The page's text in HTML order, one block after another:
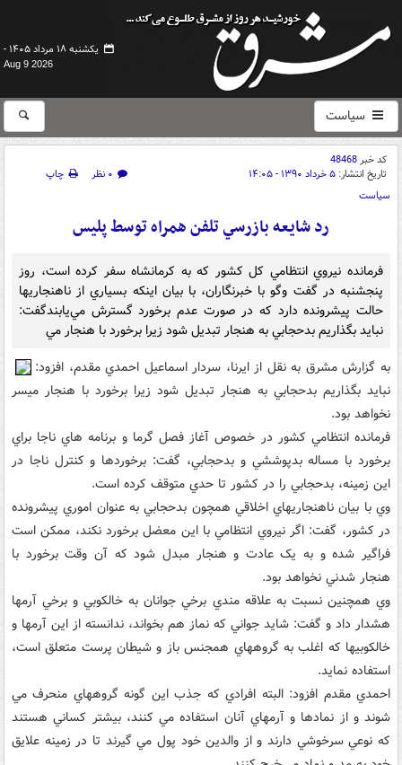
یکشنبه ۱۸ مرداد ۱۴۰۵ -
Aug 9 2026
سیاست
کد خبر48468
تاریخ انتشار: ۵ خرداد ۱۳۹۰ - ۱۴:۰۵ ۰ نظر
چاپ
سیاست
رد شايعه بازرسي تلفن همراه توسط پليس
فرمانده نيروي انتظامي کل کشور که به کرمانشاه سفر کرده است، روز
پنجشنبه در گفت وگو با خبرنگاران، با بيان اينکه بسياري از ناهنجاريها
حالت پيشرونده دارد که در صورت عدم برخورد گسترش مي‌يابندگفت:
نبايد بگذاريم بدحجابي به هنجار تبديل شود زيرا برخورد با هنجار مي
به گزارش مشرق به نقل از ايرنا، سردار اسماعيل احمدي مقدم، افزود:
نبايد بگذاريم بدحجابي به هنجار تبديل شود زيرا برخورد با هنجار ميسر
نخواهد بود.
فرمانده انتظامي کشور در خصوص آغاز فصل گرما و برنامه هاي ناجا براي
برخورد با مساله بدپوششي و بدحجابي، گفت: برخوردها و کنترل ناجا در
اين زمينه، بدحجابي را در کشور تا حدي متوقف کرده است.
وي با بيان ناهنجاريهاي اخلاقي همچون بدحجابي به عنوان اموري پيشرونده
در کشور، گفت: اگر نيروي انتظامي با اين معضل برخورد نکند، ممکن است
فراگير شده و به يک عادت و هنجار مبدل شود که آن وقت برخورد با
هنجار شدني نخواهد بود.
وي همچنين نسبت به علاقه مندي برخي جوانان به خالکوبي و برخي آرمها
هشدار داد و گفت: شايد جواني که نماز هم بخواند، ندانسته از اين آرمها و
خالکوبيها که اغلب به گروههاي همجنس باز و شيطان پرست متعلق است،
استفاده نمايد.
احمدي مقدم افزود: البته افرادي که جذب اين گونه گروههاي منحرف مي
شوند و از نمادها و آرمهاي آنان استفاده مي کنند، بيشتر کساني هستند
که نوعي سرخوشي دارند و از والدين خود پول مي گيرند تا در زمينه علايق